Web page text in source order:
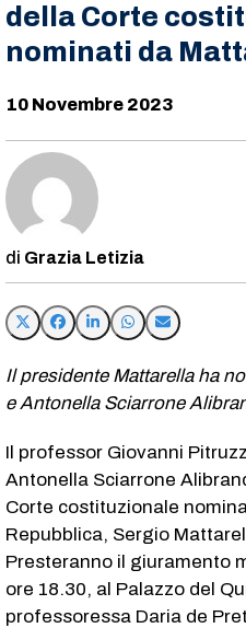
della Corte
nominati da
10 Novembre 2023
Grazia Letizia
Il presidente Mattarella ha
e Antonella Sciarrone
Il professor Giovanni
Antonella Sciarrone
Corte costituzionale
Repubblica, Sergio
Presteranno il giuramento
ore 18.30, al Palazzo del
professoressa Daria de